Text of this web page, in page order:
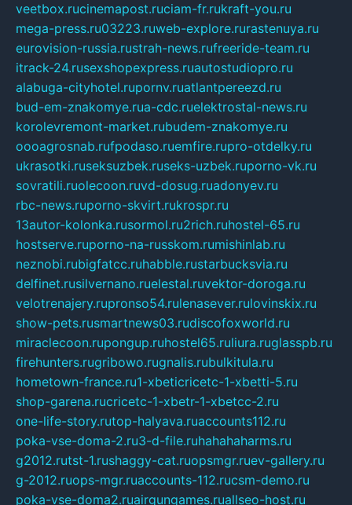
veetbox.rucinemapost.ruciam-fr.rukraft-you.ru
mega-press.ru03223.ruweb-explore.rurastenuya.ru
eurovision-russia.rustrah-news.rufreeride-team.ru
itrack-24.rusexshopexpress.ruautostudiopro.ru
alabuga-cityhotel.rupornv.ruatlantpereezd.ru
bud-em-znakomye.rua-cdc.ruelektrostal-news.ru
korolevremont-market.rubudem-znakomye.ru
oooagrosnab.rufpodaso.ruemfire.rupro-otdelky.ru
ukrasotki.ruseksuzbek.ruseks-uzbek.ruporno-vk.ru
sovratili.ruolecoon.ruvd-dosug.ruadonyev.ru
rbc-news.ruporno-skvirt.rukrospr.ru
13autor-kolonka.rusormol.ru2rich.ruhostel-65.ru
hostserve.ruporno-na-russkom.rumishinlab.ru
neznobi.rubigfatcc.ruhabble.rustarbucksvia.ru
delfinet.rusilvernano.ruelestal.ruvektor-doroga.ru
velotrenajery.rupronso54.rulenasever.rulovinskix.ru
show-pets.rusmartnews03.rudiscofoxworld.ru
miraclecoon.rupongup.ruhostel65.ruliura.ruglasspb.ru
firehunters.rugribowo.rugnalis.rubulkitula.ru
hometown-france.ru1-xbeticricetc-1-xbetti-5.ru
shop-garena.rucricetc-1-xbetr-1-xbetcc-2.ru
one-life-story.rutop-halyava.ruaccounts112.ru
poka-vse-doma-2.ru3-d-file.ruhahahaharms.ru
g2012.rutst-1.rushaggy-cat.ruopsmgr.ruev-gallery.ru
g-2012.ruops-mgr.ruaccounts-112.rucsm-demo.ru
poka-vse-doma2.ruairgungames.ruallseo-host.ru